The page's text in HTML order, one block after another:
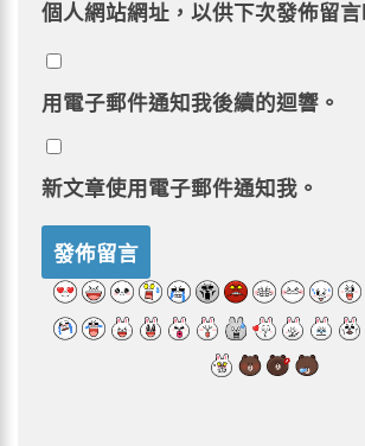
個人網站網址，以供下次發佈留言
用電子郵件通知我後續的迴響。
新文章使用電子郵件通知我。